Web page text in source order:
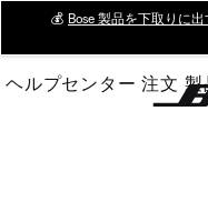
Main
💰 Bose 製品を下取りに
ヘルプセンター 注文 製